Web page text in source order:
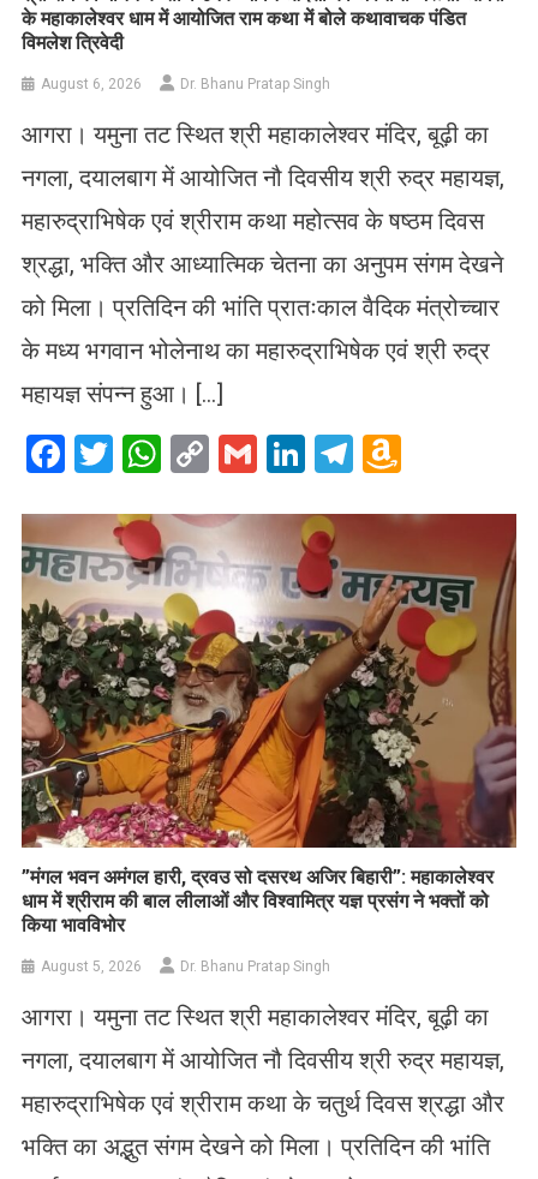
के महाकालेश्वर धाम में आयोजित राम कथा में बोले कथावाचक पंडित
विमलेश त्रिवेदी
August 6, 2026 Dr. Bhanu Pratap Singh
आगरा। यमुना तट स्थित श्री महाकालेश्वर मंदिर, बूढ़ी का
नगला, दयालबाग में आयोजित नौ दिवसीय श्री रुद्र महायज्ञ,
महारुद्राभिषेक एवं श्रीराम कथा महोत्सव के षष्ठम दिवस
श्रद्धा, भक्ति और आध्यात्मिक चेतना का अनुपम संगम देखने
को मिला। प्रतिदिन की भांति प्रातःकाल वैदिक मंत्रोच्चार
के मध्य भगवान भोलेनाथ का महारुद्राभिषेक एवं श्री रुद्र
महायज्ञ संपन्न हुआ। […]
Facebook
Twitter
WhatsApp
CopyGmailLinkedIn
Telegram
List
​”मंगल भवन अमंगल हारी, द्रवउ सो दसरथ अजिर बिहारी”: महाकालेश्वर
धाम में श्रीराम की बाल लीलाओं और विश्वामित्र यज्ञ प्रसंग ने भक्तों को
किया भावविभोर
August 5, 2026 Dr. Bhanu Pratap Singh
आगरा। यमुना तट स्थित श्री महाकालेश्वर मंदिर, बूढ़ी का
नगला, दयालबाग में आयोजित नौ दिवसीय श्री रुद्र महायज्ञ,
महारुद्राभिषेक एवं श्रीराम कथा के चतुर्थ दिवस श्रद्धा और
भक्ति का अद्भुत संगम देखने को मिला। प्रतिदिन की भांति